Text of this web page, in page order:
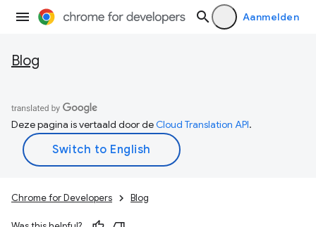
Aanmelden
Blog
Deze pagina is vertaald door deCloud Translation API.
Chrome for Developers Blog